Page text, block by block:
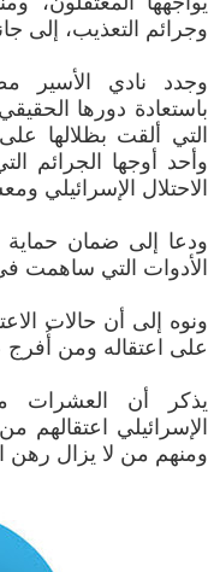
وجرائم التعذيب، إلى
وجدد نادي الأسير
باستعادة دورها
التي ألقت بظلالها على
وأحد أوجها الجرائم
الاحتلال الإسرائيلي
ودعا إلى ضمان
الأدوات التي ساهمت
ونوه إلى أن حالات
على اعتقاله ومن أُفرج
يذكر أن العشرات
الإسرائيلي اعتقالهم
ومنهم من لا يزال رهن